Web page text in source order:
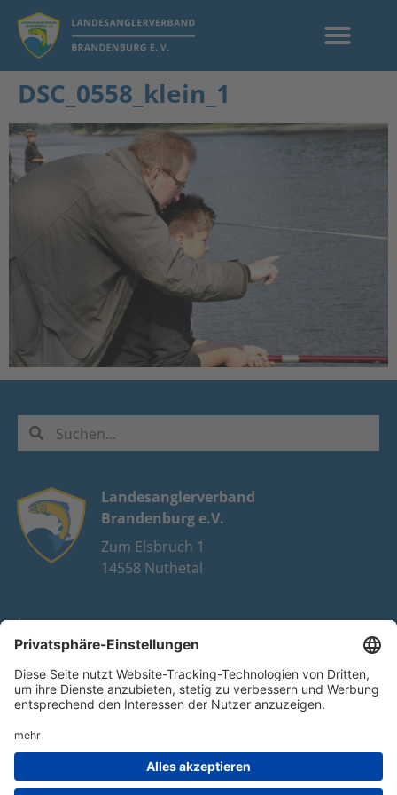
DSC_0558_klein_1
Landesanglerverband
Brandenburg e.V.
Zum Elsbruch 1
14558 Nuthetal
Impressum
Datenschutz
FAQ